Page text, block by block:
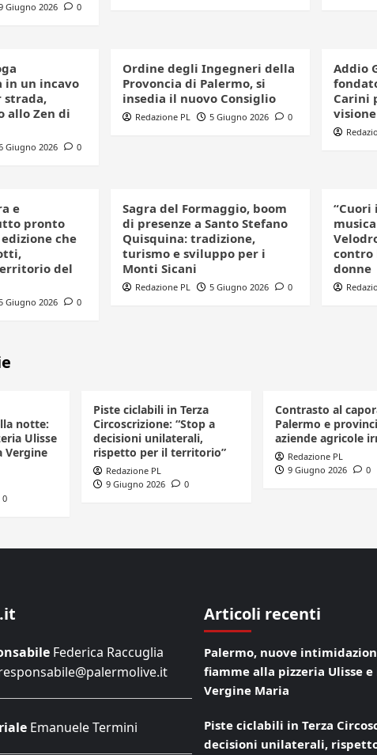
Giugno 2026 0
in un incavo
strada,
allo Zen di
Giugno 2026 0
Ordine degli Ingegneri della
Provoncia di Palermo, si
insedia il nuovo Consiglio
Redazione PL 5 Giugno 2026 0
Addio
Carini
visione
e
pronto
che
del
Giugno 2026 0
Sagra del Formaggio, boom
di presenze a Santo Stefano
Quisquina: tradizione,
turismo e sviluppo per i
Monti Sicani
Redazione PL 5 Giugno 2026 0
“Cuori
contro
donne
notte:
Ulisse
Vergine
0
Piste ciclabili in Terza
Circoscrizione: “Stop a
decisioni unilaterali,
rispetto per il territorio”
Redazione PL
9 Giugno 2026
0
Contrasto al
Palermo e
aziende agricole
Redazione PL
9 Giugno 2026
0
Federica Raccuglia
Emanuele Termini
Articoli recenti
Palermo, nuove
fiamme alla pizzeria Ulisse e
Vergine Maria
Piste ciclabili in Terza
decisioni unilaterali,